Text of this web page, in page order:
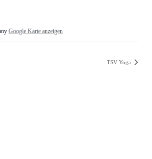
Google Karte anzeigen
TSV Yoga